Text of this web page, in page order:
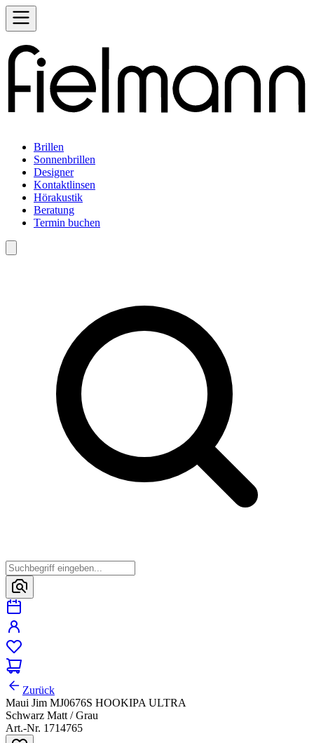
Brillen
Sonnenbrillen
Designer
Kontaktlinsen
Hörakustik
Beratung
Termin buchen
Zurück
Maui Jim MJ0676S HOOKIPA ULTRA
Schwarz Matt / Grau
Art.-Nr. 1714765